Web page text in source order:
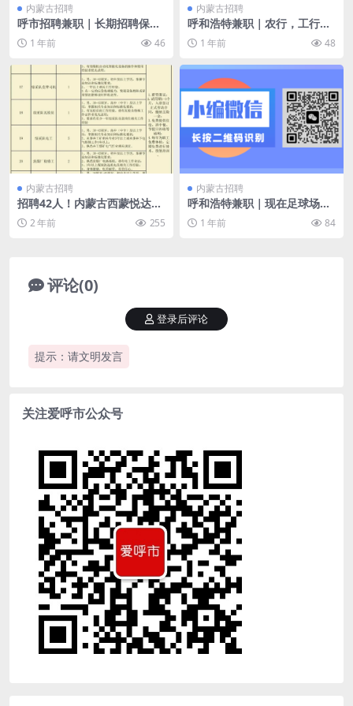
内蒙古招聘
呼市招聘兼职｜长期招聘保安
数名 微信：2765245869
1 年前 46
内蒙古招聘
呼和浩特兼职｜农行，工行，
建行App 拉新｜办公室内工作
工作简单易上手
1 年前 48
内蒙古招聘
招聘42人！内蒙古西蒙悦达能
源有限公司招聘公告，五险一
金！2 年前 255
内蒙古招聘
呼和浩特兼职｜现在足球场需
要7个临时工
1 年前 84
评论(0)
提示：请文明发言
登录后评论
关注爱呼市公众号